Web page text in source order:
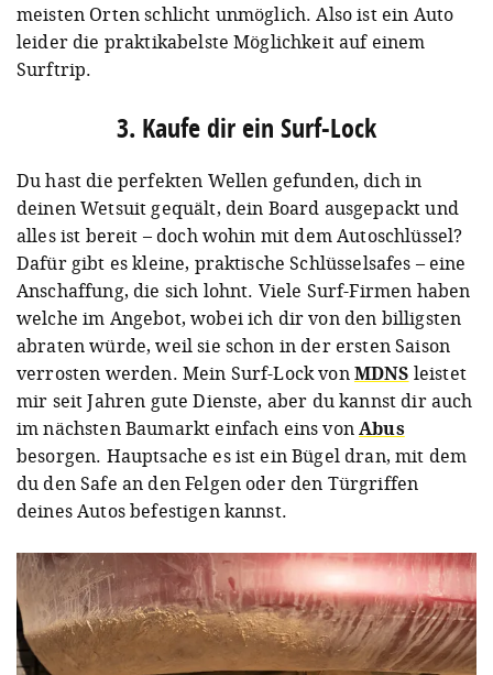
meisten Orten schlicht unmöglich. Also ist ein Auto
leider die praktikabelste Möglichkeit auf einem
Surftrip.
3. Kaufe dir ein Surf-Lock
Du hast die perfekten Wellen gefunden, dich in
deinen Wetsuit gequält, dein Board ausgepackt und
alles ist bereit – doch wohin mit dem Autoschlüssel?
Dafür gibt es kleine, praktische Schlüsselsafes – eine
Anschaffung, die sich lohnt. Viele Surf-Firmen haben
welche im Angebot, wobei ich dir von den billigsten
abraten würde, weil sie schon in der ersten Saison
verrosten werden. Mein Surf-Lock vonMDNS leistet
mir seit Jahren gute Dienste, aber du kannst dir auch
im nächsten Baumarkt einfach eins vonAbus
besorgen. Hauptsache es ist ein Bügel dran, mit dem
du den Safe an den Felgen oder den Türgriffen
deines Autos befestigen kannst.